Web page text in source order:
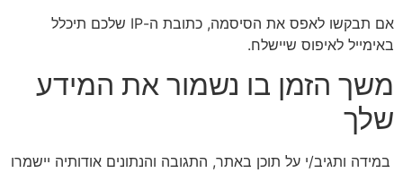
אם תבקשו לאפס את הסיסמה, כתובת ה-IP שלכם תיכלל
באימייל לאיפוס שיישלח.
משך הזמן בו נשמור את המידע
שלך
במידה ותגיב/י על תוכן באתר, התגובה והנתונים אודותיה יישמרו